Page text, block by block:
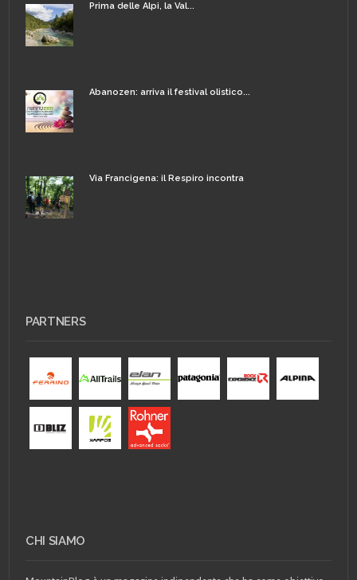
Prima delle Alpi, la Val...
Abanozen: arriva il festival olistico...
Via Francigena: il Respiro incontra
PARTNERS
CHI SIAMO